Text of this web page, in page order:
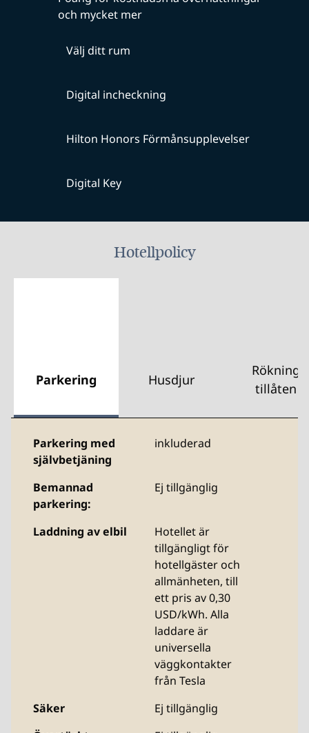
och mycket mer
Välj ditt rum
Digital incheckning
Hilton Honors Förmånsupplevelser
Digital Key
Hotellpolicy
Parkering Husdjur
Rökning
tillåten
Parkering med
självbetjäning
inkluderad
Bemannad
parkering:
Ej tillgänglig
Laddning av elbil Hotelletär
tillgängligt för
hotellgäster och
allmänheten, till
ett pris av 0,30
USD/kWh. Alla
laddare är
universella
väggkontakter
från Tesla
Säker
Ej tillgänglig